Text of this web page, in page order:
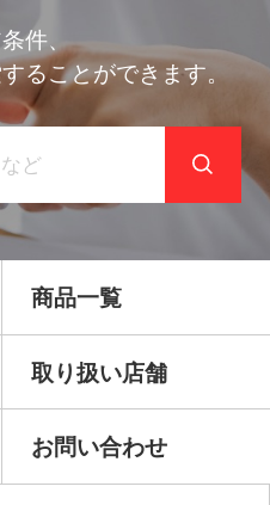
件、
ることができます。
商品一覧
取り扱い店舗
お問い合わせ